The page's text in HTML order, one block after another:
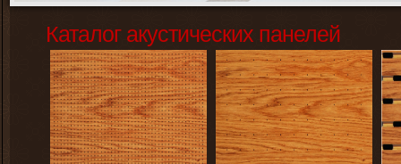
Каталог акустических панелей